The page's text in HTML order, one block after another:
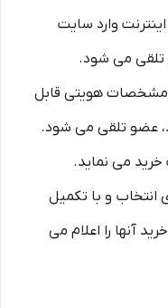
اینترنت وارد سایت
تلقی می شود.
مشخصات هویتی قابل
عضو تلقی می شود.
انتخاب و با تکمیل
آنها را اعلام می